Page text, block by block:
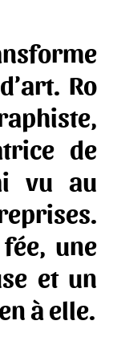
Ro
de
vu au
une
et un
à elle.